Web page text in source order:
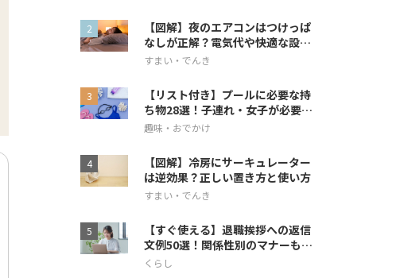
【図解】夜のエアコンはつけっぱ
なしが正解？電気代や快適な設定
を解説
すまい・でんき
【リスト付き】プールに必要な持
ち物28選！子連れ・女子が必要な
アイテムも
趣味・おでかけ
【図解】冷房にサーキュレーター
は逆効果？正しい置き方と使い方
すまい・でんき
【すぐ使える】退職挨拶への返信
文例50選！関係性別のマナーも徹
底解説
くらし